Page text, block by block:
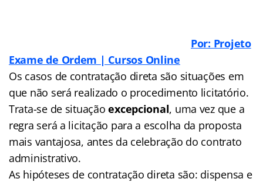
Por: Projeto
Exame de Ordem | Cursos Online
Os casos de contratação direta são situações em
que não será realizado o procedimento licitatório.
Trata-se de situaçãoexcepcional, uma vez que a
regra será a licitação para a escolha da proposta
mais vantajosa, antes da celebração do contrato
administrativo.
As hipóteses de contratação direta são: dispensa e